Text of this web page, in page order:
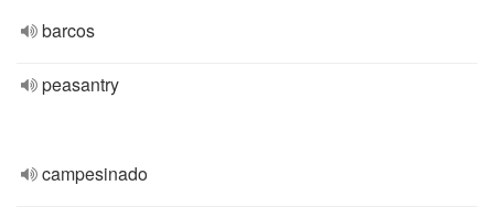
barcos
peasantry
campesinado